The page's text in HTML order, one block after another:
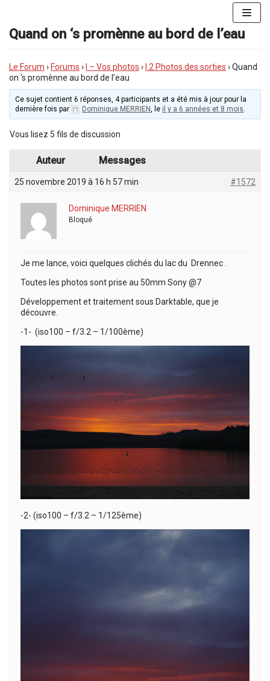
au
contenu
Quand on ‘s promènne au bord de l’eau
Le Forum › Forums › I – Vos photos › I.2 Photos des sorties ›Quand
on ‘s promènne au bord de l’eau
Ce sujet contient 6 réponses, 4 participants et a été mis à jour pour la
dernière fois par
Dominique MERRIEN, le il y a 6 années et 8 mois.
Vous lisez 5 fils de discussion
Auteur Messages
25 novembre 2019 à 16 h 57 min #1572
Dominique MERRIEN
Bloqué
Je me lance, voici quelques clichés du lac du Drennec .
Toutes les photos sont prise au 50mm Sony @7
Développement et traitement sous Darktable, que je
découvre.
-1- (iso100 – f/3.2 – 1/100ème)
-2- (iso100 – f/3.2 – 1/125ème)